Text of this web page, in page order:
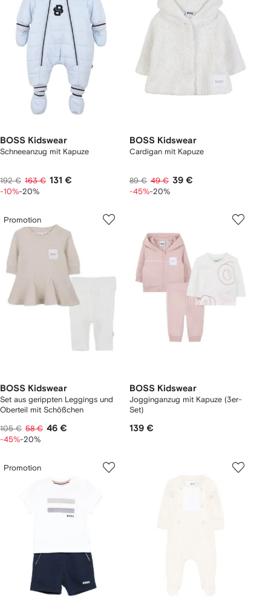
BOSS Kidswear
Schneeanzug mit Kapuze
192 € 163 € 131 €
-10%-20%
BOSS Kidswear
Cardigan mit Kapuze
89 € 49 € 39 €
-45%-20%
Promotion
BOSS Kidswear
Set aus gerippten Leggings und
Oberteil mit Schößchen
105 € 58 € 46 €
-45%-20%
BOSS Kidswear
Jogginganzug mit Kapuze (3er-
Set)
139 €
Promotion